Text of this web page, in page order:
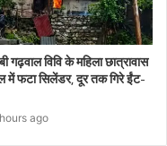
गढ़वाल विवि के महिला छात्रावास
में फटा सिलेंडर, दूर तक गिरे ईंट-
ago